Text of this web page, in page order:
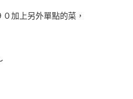
加上另外單點的菜，